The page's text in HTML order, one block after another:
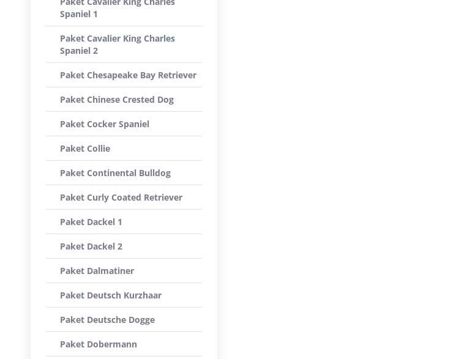
Spaniel 1
Paket Cavalier King Charles
Spaniel 2
Paket Chesapeake Bay Retriever
Paket Chinese Crested Dog
Paket Cocker Spaniel
Paket Collie
Paket Continental Bulldog
Paket Curly Coated Retriever
Paket Dackel 1
Paket Dackel 2
Paket Dalmatiner
Paket Deutsch Kurzhaar
Paket Deutsche Dogge
Paket Dobermann